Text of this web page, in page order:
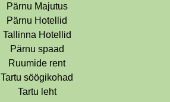
Pärnu Majutus
Pärnu Hotellid
Tallinna Hotellid
Pärnu spaad
Ruumide rent
Tartu söögikohad
Tartu leht